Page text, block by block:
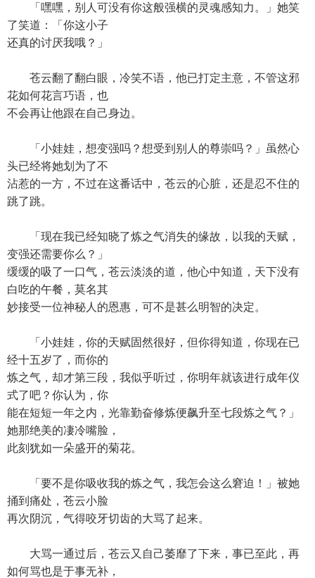
「嘿嘿，别人可没有你这般强横的灵魂感知力。」她笑
了笑道：「你这小子
还真的讨厌我哦？」
苍云翻了翻白眼，冷笑不语，他已打定主意，不管这邪
花如何花言巧语，也
不会再让他跟在自己身边。
「小娃娃，想变强吗？想受到别人的尊崇吗？」虽然心
头已经将她划为了不
沾惹的一方，不过在这番话中，苍云的心脏，还是忍不住的
跳了跳。
「现在我已经知晓了炼之气消失的缘故，以我的天赋，
变强还需要你么？」
缓缓的吸了一口气，苍云淡淡的道，他心中知道，天下没有
白吃的午餐，莫名其
妙接受一位神秘人的恩惠，可不是甚么明智的决定。
「小娃娃，你的天赋固然很好，但你得知道，你现在已
经十五岁了，而你的
炼之气，却才第三段，我似乎听过，你明年就该进行成年仪
式了吧？你认为，你
能在短短一年之内，光靠勤奋修炼便飙升至七段炼之气？」
她那绝美的凄冷嘴脸，
此刻犹如一朵盛开的菊花。
「要不是你吸收我的炼之气，我怎会这么窘迫！」被她
捅到痛处，苍云小脸
再次阴沉，气得咬牙切齿的大骂了起来。
大骂一通过后，苍云又自己萎靡了下来，事已至此，再
如何骂也是于事无补，